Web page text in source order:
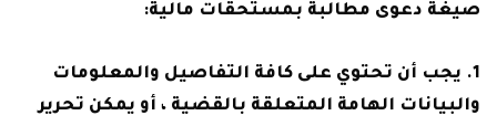
صيغة دعوى مطالبة بمستحقات مالية:
يجب أن تحتوي على كافة التفاصيل والمعلومات
والبيانات الهامة المتعلقة بالقضية ، أو يمكن تحرير